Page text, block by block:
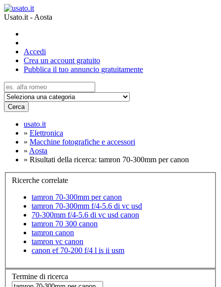
Usato.it - Aosta
Accedi
Crea un account gratuito
Pubblica il tuo annuncio gratuitamente
Cerca
usato.it
» Elettronica
» Macchine fotografiche e accessori
» Aosta
» Risultati della ricerca: tamron 70-300mm per canon
Ricerche correlate
tamron 70-300mm per canon
tamron 70-300mm f/4-5.6 di vc usd
70-300mm f/4-5.6 di vc usd canon
tamron 70 300 canon
tamron canon
tamron vc canon
canon ef 70-200 f/4 l is ii usm
Termine di ricerca